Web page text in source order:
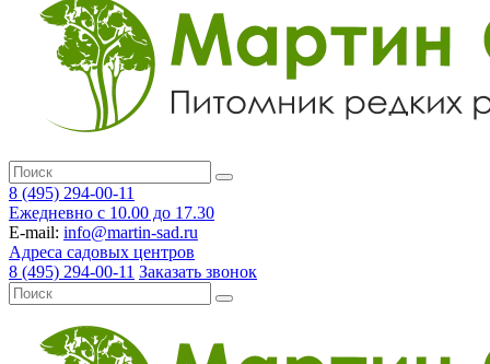
8 (495) 294-00-11
Ежедневно с 10.00 до 17.30
E-mail: info@martin-sad.ru
Адреса садовых центров
8 (495) 294-00-11 Заказать звонок